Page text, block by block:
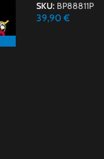
SKU: BP88811P
39,90 €